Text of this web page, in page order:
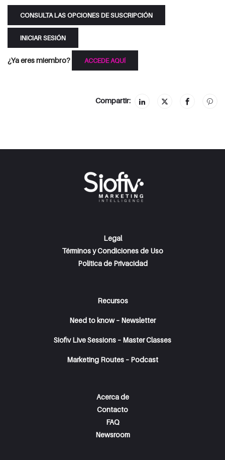
CONSULTA LAS OPCIONES DE SUSCRIPCIÓN
INICIAR SESIÓN
¿Ya eres miembro? ACCEDE AQUÍ
Compartir:
Legal
Términos y Condiciones de Uso
Política de Privacidad
Recursos
Need to know – Newsletter
Siofiv Live Sessions – Master Classes
Marketing Routes – Podcast
Acerca de
Contacto
FAQ
Newsroom